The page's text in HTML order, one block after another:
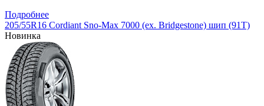
Подробнее
205/55R16 Cordiant Sno-Max 7000 (ex. Bridgestone) шип (91T)
Новинка